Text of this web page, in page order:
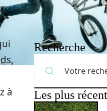
à
Recherche
Les plus